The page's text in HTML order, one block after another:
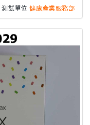
測試單位 健康產業服務部